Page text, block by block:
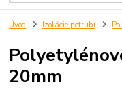
Úvod Izolácie potrubí
20mm